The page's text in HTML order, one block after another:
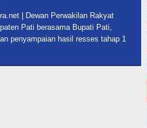
| Dewan Perwakilan Rakyat
Pati berasama Bupati Pati,
penyampaian hasil resses tahap 1